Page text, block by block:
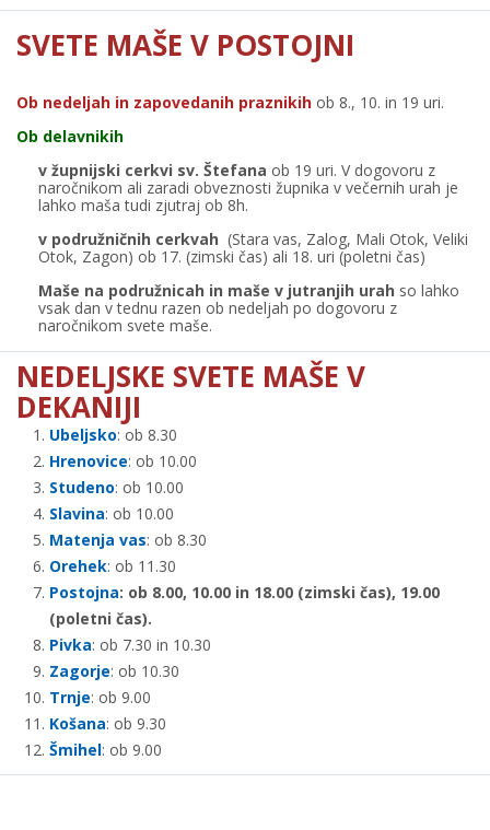
SVETE MAŠE V POSTOJNI
Ob nedeljah in zapovedanih praznikih ob 8., 10. in 19 uri.
Ob delavnikih
v župnijski cerkvi sv. Štefana ob 19 uri. V dogovoru z
naročnikom ali zaradi obveznosti župnika v večernih urah je
lahko maša tudi zjutraj ob 8h.
v podružničnih cerkvah (Stara vas, Zalog, Mali Otok, Veliki
Otok, Zagon) ob 17. (zimski čas) ali 18. uri (poletni čas)
Maše na podružnicah in maše v jutranjih urah so lahko
vsak dan v tednu razen ob nedeljah po dogovoru z
naročnikom svete maše.
NEDELJSKE SVETE MAŠE V
DEKANIJI
Ubeljsko: ob 8.30
Hrenovice: ob 10.00
Studeno: ob 10.00
Slavina: ob 10.00
Matenja vas: ob 8.30
Orehek: ob 11.30
Postojna: ob 8.00, 10.00 in 18.00 (zimski čas), 19.00
(poletni čas).
Pivka: ob 7.30 in 10.30
Zagorje: ob 10.30
Trnje: ob 9.00
Košana: ob 9.30
Šmihel: ob 9.00